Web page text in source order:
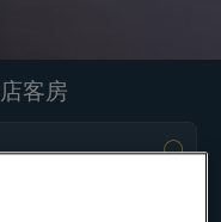
客房